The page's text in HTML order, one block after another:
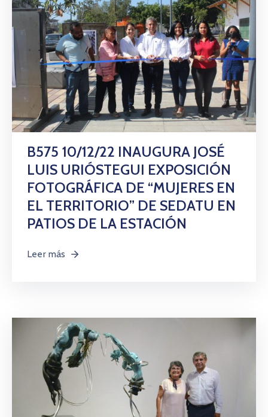
B575 10/12/22 INAUGURA JOSÉ
LUIS URIÓSTEGUI EXPOSICIÓN
FOTOGRÁFICA DE “MUJERES EN
EL TERRITORIO” DE SEDATU EN
PATIOS DE LA ESTACIÓN
Leer más